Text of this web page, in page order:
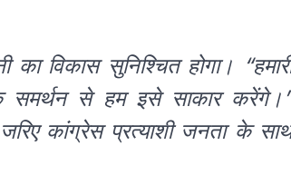
विकास सुनिश्चित होगा।
समर्थन से हम इसे साकार
कांग्रेस प्रत्याशी जनता के